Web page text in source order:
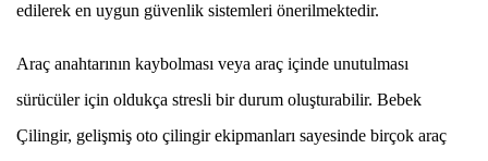
edilerek en uygun güvenlik sistemleri önerilmektedir.
Araç anahtarının kaybolması veya araç içinde unutulması
sürücüler için oldukça stresli bir durum oluşturabilir. Bebek
Çilingir, gelişmiş oto çilingir ekipmanları sayesinde birçok araç